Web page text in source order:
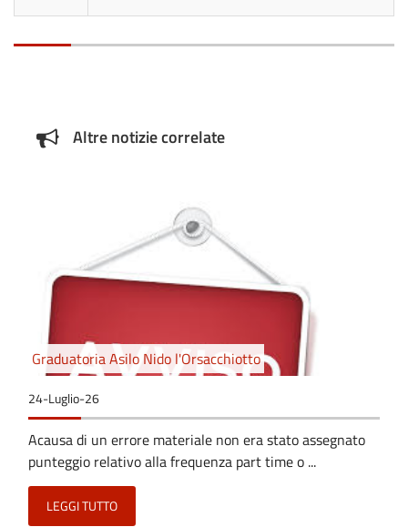
Altre notizie correlate
Graduatoria Asilo Nido l'Orsacchiotto
24-Luglio-26
Acausa di un errore materiale non era stato assegnato
punteggio relativo alla frequenza part time o ...
LEGGI TUTTO